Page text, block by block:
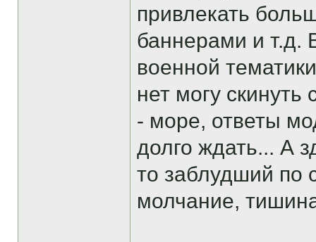
привлекать
баннерами и т.д.
военной
нет могу
- море, ответы
долго ждать... А
то заблудший по
молчание,